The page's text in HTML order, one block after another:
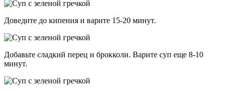
Доведите до кипения и варите 15-20 минут.
Добавьте сладкий перец и брокколи. Варите суп еще 8-10
минут.